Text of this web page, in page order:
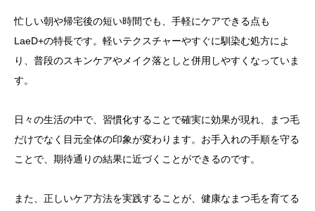
忙しい朝や帰宅後の短い時間でも、手軽にケアできる点も
LaeD+の特長です。軽いテクスチャーやすぐに馴染む処方によ
り、普段のスキンケアやメイク落としと併用しやすくなっていま
す。
日々の生活の中で、習慣化することで確実に効果が現れ、まつ毛
だけでなく目元全体の印象が変わります。お手入れの手順を守る
ことで、期待通りの結果に近づくことができるのです。
また、正しいケア方法を実践することが、健康なまつ毛を育てる